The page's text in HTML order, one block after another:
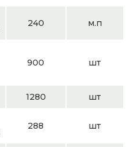
240 м.п
900 шт
1280 шт
288 шт